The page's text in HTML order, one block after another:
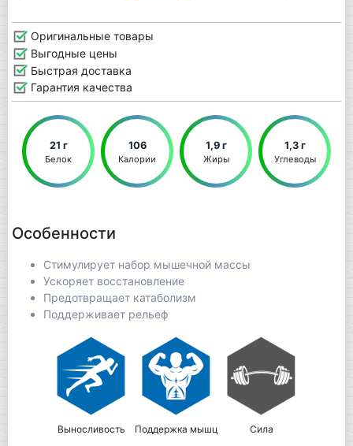
Оригинальные товары
Выгодные цены
Быстрая доставка
Гарантия качества
21 г
Белок
106
Калории
1,9 г
Жиры
1,3 г
Углеводы
Особенности
Стимулирует набор мышечной массы
Ускоряет восстановление
Предотвращает катаболизм
Поддерживает рельеф
Выносливость Поддержка мышц Сила